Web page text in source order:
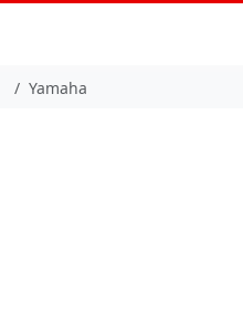
Yamaha